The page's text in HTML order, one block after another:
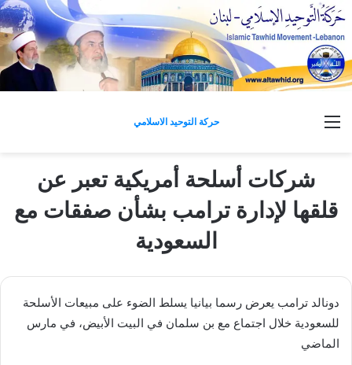
حركة التوحيد الاسلامي
شركات أسلحة أمريكية تعبر عن
قلقها لإدارة ترامب بشأن صفقات مع
السعودية
دونالد ترامب يعرض رسما بيانيا يسلط الضوء على مبيعات الأسلحة
للسعودية خلال اجتماع مع بن سلمان في البيت الأبيض، في مارس
الماضي